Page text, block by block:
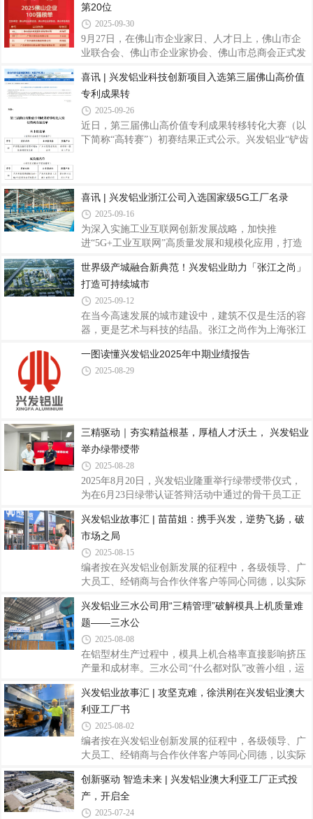
作存在的问题，并制定了后续攻关计划。在此基础
上，与会人员围绕汇报内容进行了座谈交流，进
彰显了公司在复杂市场环境中的强劲韧性与综合竞争
力。据悉，“中国制造业企业500强”榜单由中国企业
联合会、中国企业家协会联合发布，是中国制造业领
域最具权威性和影响力的企业实力评价体系之一。该
其他经营指标，旨在筛选出代表中国制造业发展水平
的领军企业群体。兴发铝业作为中国领先的铝型材
第20位
2025-09-30
9月27日，在佛山市企业家日、人才日上，佛山市企
业联合会、佛山市企业家协会、佛山市总商会正式发
健的经营业绩和坚实的制造根基，荣登2025年佛山企
业100强第20位、佛山制造业企业100强第9位和佛山
企业利税贡献TOP30第17位，彰显兴发铝业在佛山高
质量发展格局中的先进地位和强劲的综合实力。兴发
铝业作为1984年创立于佛山的铝型材行业知名品牌企
喜讯 | 兴发铝业科技创新项目入选第三届佛山高价值
专利成果转
2025-09-26
近日，第三届佛山高价值专利成果转移转化大赛（以
下简称“高转赛”）初赛结果正式公示。兴发铝业“铲齿
合金材料研发与高端制造领域的领先实力，及其推动
产业技术创新和知识产权转化方面的卓越成效。据
悉，“高转赛”由佛山市人民政府、国家知识产权局知
识产权发展研究中心共同主办，佛山市市场监督管理
赛设置初创组、成长组和本土组，采取
喜讯 | 兴发铝业浙江公司入选国家级5G工厂名录
2025-09-16
为深入实施工业互联网创新发展战略，加快推
进“5G+工业互联网”高质量发展和规模化应用，打造
了关于《2025年5G工厂名录》的通知（工信厅信管函
〔2025〕355号），兴发铝业全资子公司——兴发新
材（浙江）有限公司（以下简称“兴发铝业浙江公
司”）成功入选，标志着公司在智能制造和数字化转
型方面取得国家级认可，成为铝型材行业5G全连接工
业互联网”深度融合的重要载体，是推动制造业高端
化、智能化、绿色化发展的关键力量。此次评选经企
世界级产城融合新典范！兴发铝业助力「张江之尚」
打造可持续城市
2025-09-12
在当今高速发展的城市建设中，建筑不仅是生活的容
器，更是艺术与科技的结晶。张江之尚作为上海张江
个工业遗存，生态景观，现代科研三合一综合体，以
其前瞻性的设计理念与卓越的建筑品质，成为区域发
造与新建工程同步推进，打造集艺术、文化、科创于
一体的世界级产城融合新典范。张江之尚位于国家自
主创新示范区与上海自贸试验区——浦东张江核心
一图读懂兴发铝业2025年中期业绩报告
2025-08-29
三精驱动｜夯实精益根基，厚植人才沃土， 兴发铝业
举办绿带绶带
2025-08-28
2025年8月20日，兴发铝业隆重举行绿带绶带仪式，
为在6月23日绿带认证答辩活动中通过的骨干员工正
主会场，其余基地通过线上方式同步参与。12位来自
不同岗位的精益骨干接受绶带，精益项目分管领导刘
允棠出席仪式并为绿带获得者绶带、颁发证书。分管
领导刘允棠为绿带获得者绶带绶带仪式简洁而庄重，
既是对6月绿带认证成果的正式确认，也标志着这批
体系的新开端。分管领导刘允棠在仪式上向通过认证
的同事表示祝贺，并充分肯定他们在改善项目中展
兴发铝业故事汇 | 苗苗姐：携手兴发，逆势飞扬，破
市场之局
2025-08-15
编者按在兴发铝业创新发展的征程中，各级领导、广
大员工、经销商与合作伙伴客户等同心同德，以实际
神，为公司高质量发展注入了澎湃动力。在此过程
中，涌现出无数立足平凡岗位、创造不凡价值的感人
故事和闪耀榜样。为凝聚奋斗力量，弘扬企业文化，
现推出“兴发铝业故事汇”系列报道，刊载部分先进个
人与团队故事，共同书写兴发铝业记忆，传递温暖光
业开创更美好的未来汇聚磅礴力量。兴发系统是兴发
铝业旗下品牌，专注于高性能建筑立面围护结
兴发铝业三水公司用“三精管理”破解模具上机质量难
题——三水公
2025-08-08
在铝型材生产过程中，模具上机合格率直接影响挤压
产量和成材率。三水公司“什么都对队”改善小组，运
机合格率从81%提升至87%，日均减少返工2套模具，
年化改善收益达10万元！一、精准定位：直击痛点，
目标明确（一）痛点聚焦：1.新模未合格下单导致上
机率下降2.煲模工序质量问题（碰崩、压烂、冲洗不
干净）影响抛光质量3.返修/修模质量不理想，导致多
化、把模具质量做到预期2.监督各工序的模具质量，
达到预期才能流向下工序3.每天把不合格原因
兴发铝业故事汇 | 攻坚克难，徐洪刚在兴发铝业澳大
利亚工厂书
2025-08-02
编者按在兴发铝业创新发展的征程中，各级领导、广
大员工、经销商与合作伙伴客户等同心同德，以实际
神，为公司高质量发展注入了澎湃动力。在此过程
中，涌现出无数立足平凡岗位、创造不凡价值的感人
故事和闪耀榜样。为凝聚奋斗力量，弘扬企业文化，
创新驱动 智造未来 | 兴发铝业澳大利亚工厂正式投
产，开启全
2025-07-24